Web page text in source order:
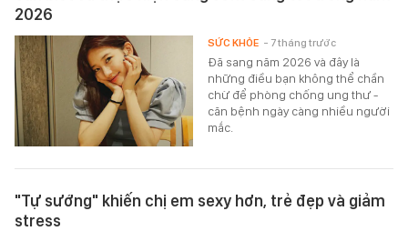
2026
Đã sang năm 2026 và đây là
những điều bạn không thể chần
chừ để phòng chống ung thư -
căn bệnh ngày càng nhiều người
mắc.
SỨC KHỎE - 7 tháng trước
"Tự sướng" khiến chị em sexy hơn, trẻ đẹp và giảm
stress